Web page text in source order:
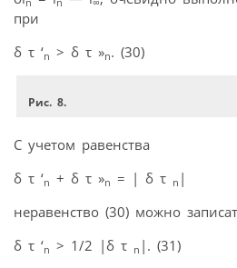
при
δ τ ‘n > δ τ »n. (30)
Рис. 8.
С учетом равенства
δ τ ‘n + δ τ »n = | δ τ n |
неравенство (30) можно
δ τ ‘n > 1/2 |δ τ n |. (31)